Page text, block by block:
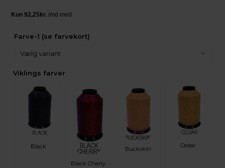
Farve-1 (se farvekort)
Viklings farver
Black
Black Cherry
Buckskin
Cedar